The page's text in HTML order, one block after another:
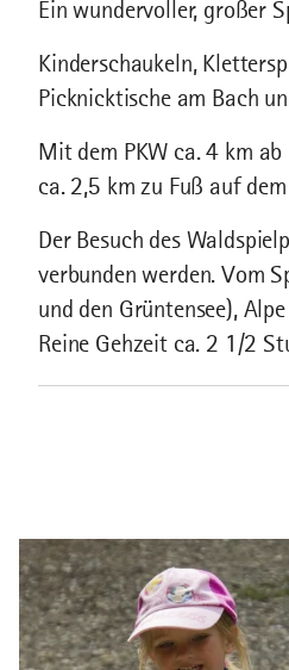
Ein wundervoller, großer
Kinderschaukeln,
Picknicktische am Bach
Mit dem PKW ca. 4 km
ca. 2,5 km zu Fuß auf
Der Besuch des
verbunden werden. Vom
und den Grüntensee),
Reine Gehzeit ca. 2 1/2